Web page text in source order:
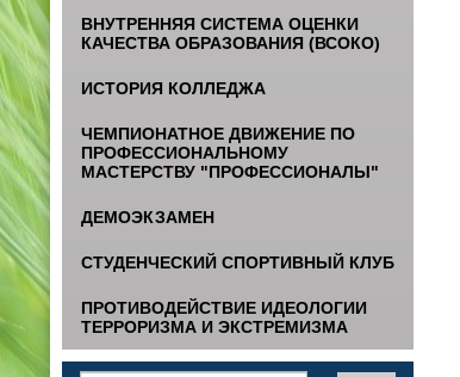
ВНУТРЕННЯЯ СИСТЕМА ОЦЕНКИ
КАЧЕСТВА ОБРАЗОВАНИЯ (ВСОКО)
ИСТОРИЯ КОЛЛЕДЖА
ЧЕМПИОНАТНОЕ ДВИЖЕНИЕ ПО
ПРОФЕССИОНАЛЬНОМУ
МАСТЕРСТВУ "ПРОФЕССИОНАЛЫ"
ДЕМОЭКЗАМЕН
СТУДЕНЧЕСКИЙ СПОРТИВНЫЙ КЛУБ
ПРОТИВОДЕЙСТВИЕ ИДЕОЛОГИИ
ТЕРРОРИЗМА И ЭКСТРЕМИЗМА